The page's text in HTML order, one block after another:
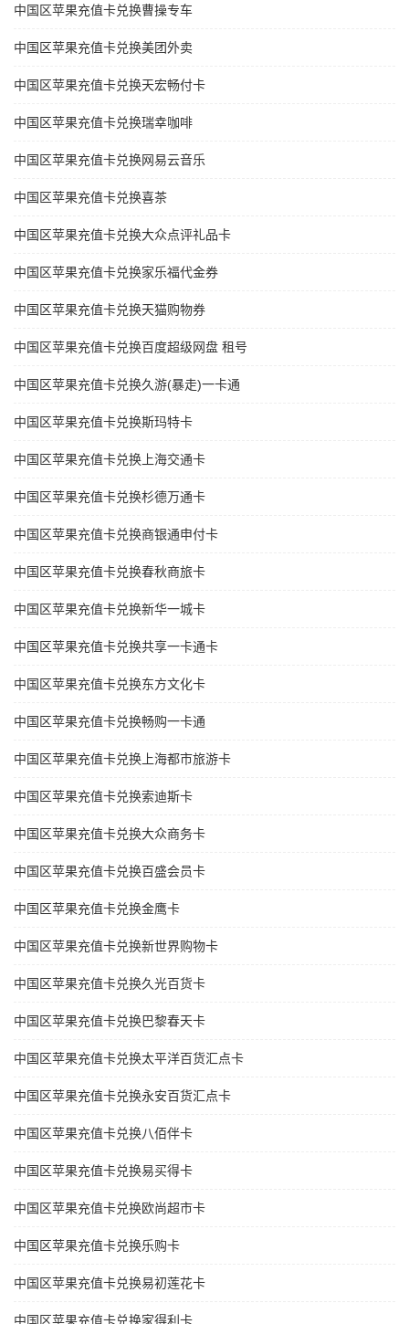
中国区苹果充值卡兑换曹操专车
中国区苹果充值卡兑换美团外卖
中国区苹果充值卡兑换天宏畅付卡
中国区苹果充值卡兑换瑞幸咖啡
中国区苹果充值卡兑换网易云音乐
中国区苹果充值卡兑换喜茶
中国区苹果充值卡兑换大众点评礼品卡
中国区苹果充值卡兑换家乐福代金券
中国区苹果充值卡兑换天猫购物券
中国区苹果充值卡兑换百度超级网盘 租号
中国区苹果充值卡兑换久游(暴走)一卡通
中国区苹果充值卡兑换斯玛特卡
中国区苹果充值卡兑换上海交通卡
中国区苹果充值卡兑换杉德万通卡
中国区苹果充值卡兑换商银通申付卡
中国区苹果充值卡兑换春秋商旅卡
中国区苹果充值卡兑换新华一城卡
中国区苹果充值卡兑换共享一卡通卡
中国区苹果充值卡兑换东方文化卡
中国区苹果充值卡兑换畅购一卡通
中国区苹果充值卡兑换上海都市旅游卡
中国区苹果充值卡兑换索迪斯卡
中国区苹果充值卡兑换大众商务卡
中国区苹果充值卡兑换百盛会员卡
中国区苹果充值卡兑换金鹰卡
中国区苹果充值卡兑换新世界购物卡
中国区苹果充值卡兑换久光百货卡
中国区苹果充值卡兑换巴黎春天卡
中国区苹果充值卡兑换太平洋百货汇点卡
中国区苹果充值卡兑换永安百货汇点卡
中国区苹果充值卡兑换八佰伴卡
中国区苹果充值卡兑换易买得卡
中国区苹果充值卡兑换欧尚超市卡
中国区苹果充值卡兑换乐购卡
中国区苹果充值卡兑换易初莲花卡
中国区苹果充值卡兑换家得利卡